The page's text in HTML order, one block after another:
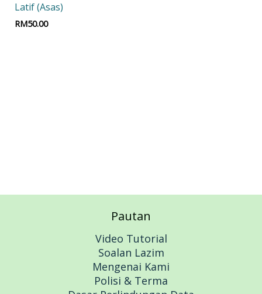
Latif (Asas)
RM50.00
Pautan
Video Tutorial
Soalan Lazim
Mengenai Kami
Polisi & Terma